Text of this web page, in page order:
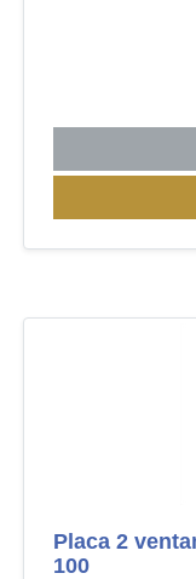
Placa 2
100